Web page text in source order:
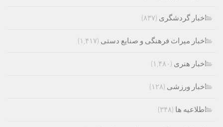
اخبار گردشگری (۸۳۷)
اخبار میراث فرهنگی و صنایع دستی (۱,۴۱۷)
اخبار هنری (۱,۴۸۰)
اخبار ورزشی (۱۲۸)
اطلاعیه ها (۳۴۸)